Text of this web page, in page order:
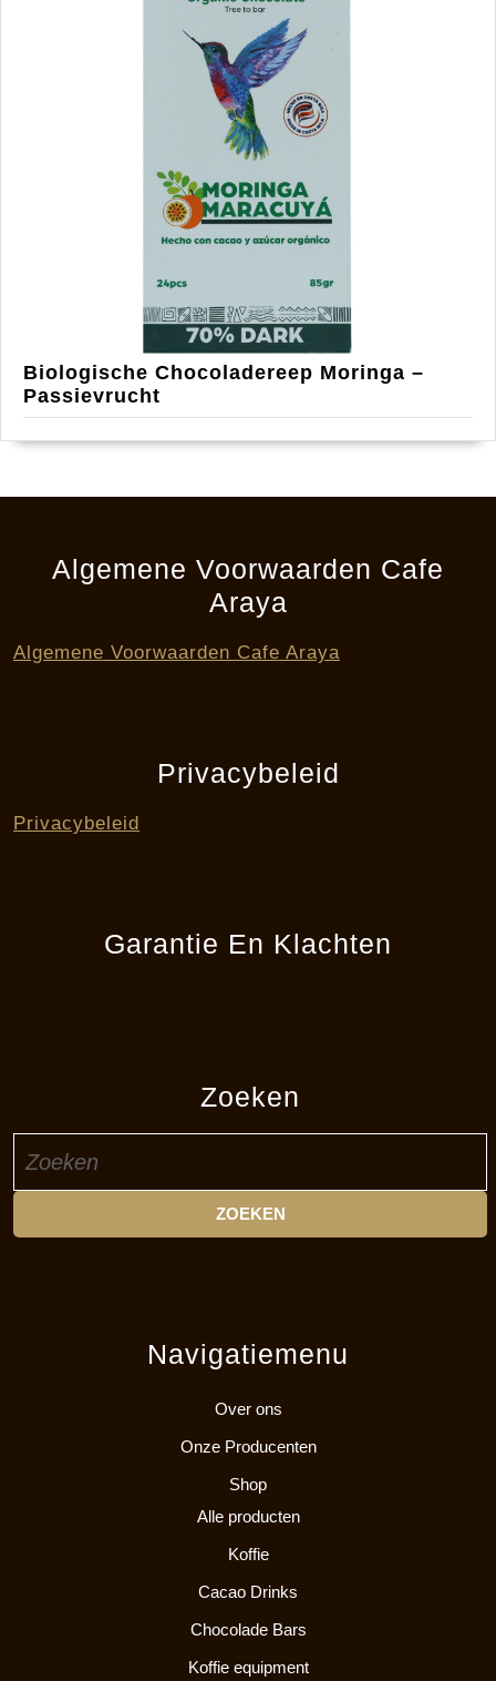
Biologische Chocoladereep Moringa –
Passievrucht
Algemene Voorwaarden Cafe
Araya
Algemene Voorwaarden Cafe Araya
Privacybeleid
Privacybeleid
Garantie En Klachten
Zoeken
naar:
Navigatiemenu
Over ons
Onze Producenten
Shop
Alle producten
Koffie
Cacao Drinks
Chocolade Bars
Koffie equipment